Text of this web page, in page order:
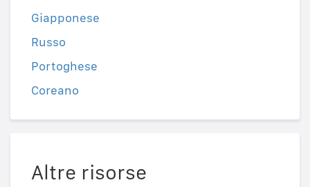
Giapponese
Russo
Portoghese
Coreano
Altre risorse